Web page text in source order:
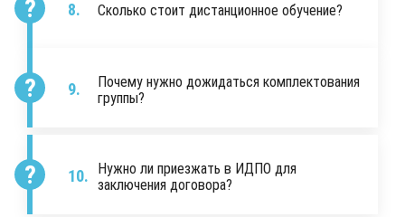
Сколько стоит дистанционное обучение?
Почему нужно дожидаться комплектования
группы?
Нужно ли приезжать в ИДПО для
заключения договора?